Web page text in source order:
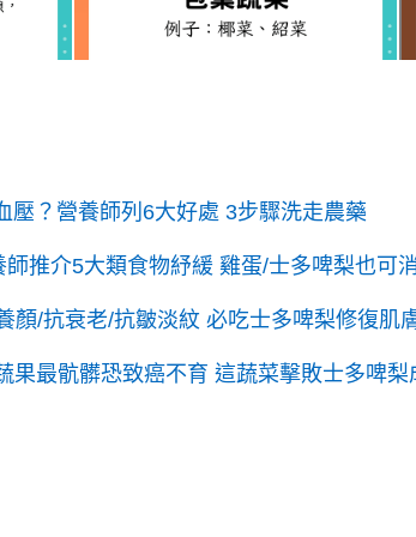
壓？營養師列6大好處 3步驟洗走農藥
推介5大類食物紓緩 雞蛋/士多啤梨也可
顏/抗衰老/抗皺淡紋 必吃士多啤梨修復肌
果最骯髒恐致癌不育 這蔬菜擊敗士多啤